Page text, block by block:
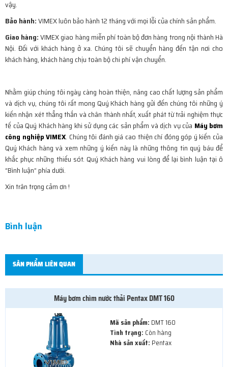
vậy.
Bảo hành:VIMEX luôn bảo hành 12 tháng với mọi lỗi của chính sản phẩm.
Giao hàng:VIMEX giao hàng miễn phí toàn bộ đơn hàng trong nội thành Hà
Nội. Đối với khách hàng ở xa. Chúng tôi sẽ chuyển hàng đến tận nơi cho
khách hàng, khách hàng chịu toàn bộ chi phí vận chuyển.
Nhằm giúp chúng tôi ngày càng hoàn thiện, nâng cao chất lượng sản phẩm
và dịch vụ, chúng tôi rất mong Quý Khách hàng gửi đến chúng tôi những ý
kiến nhận xét thẳng thắn và chân thành nhất, xuất phát từ trải nghiệm thực
tế của Quý Khách hàng khi sử dụng các sản phẩm và dịch vụ của Máy bơm
công nghiệpVIMEX. Chúng tôi đánh giá cao thiện chí đóng góp ý kiến của
Quý Khách hàng và xem những ý kiến này là những thông tin quý báu để
khắc phục những thiếu sót. Quý Khách hàng vui lòng để lại bình luận tại ô
“Bình luận” phía dưới.
Xin trân trọng cảm ơn !
Bình luận
SẢN PHẨM LIÊN QUAN
Máy bơm chìm nước thải Pentax DMT 160
Mã sản phẩm: DMT 160
Tình trạng: Còn hàng
Nhà sản xuất: Pentax